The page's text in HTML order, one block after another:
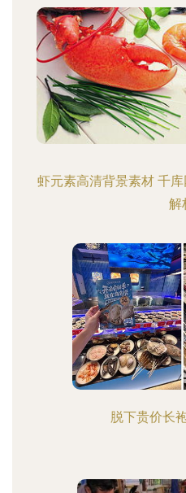
虾元素高清背景素材 千
解
脱下贵价长